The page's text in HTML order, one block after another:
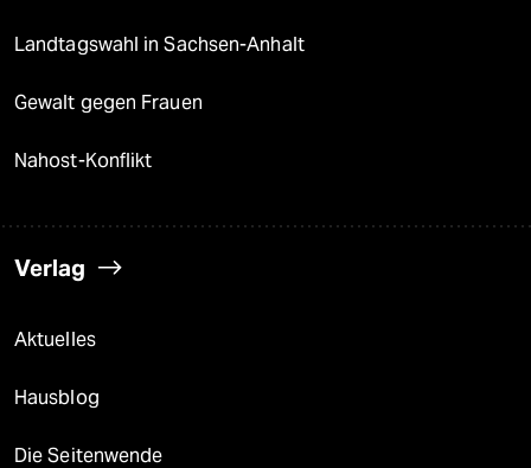
Landtagswahl in Sachsen-Anhalt
Gewalt gegen Frauen
Nahost-Konflikt
Verlag
Aktuelles
Hausblog
Die Seitenwende